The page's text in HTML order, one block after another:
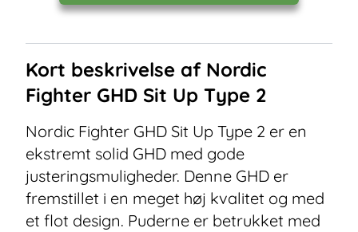
Kort beskrivelse af Nordic
Fighter GHD Sit Up Type 2
Nordic Fighter GHD Sit Up Type 2 er en
ekstremt solid GHD med gode
justeringsmuligheder. Denne GHD er
fremstillet i en meget høj kvalitet og med
et flot design. Puderne er betrukket med